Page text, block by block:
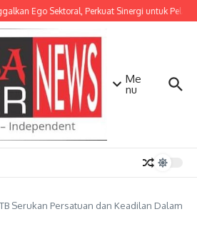
Ego Sektoral, Perkuat Sinergi untuk
Me
nu
Serukan Persatuan dan Keadilan Dalam